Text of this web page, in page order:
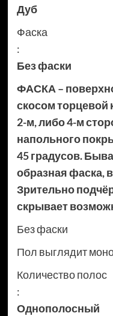
Дуб
Фаска
:
Без фаски
ФАСКА –
скосом торцевой
2-м, либо 4-м
напольного
45 градусов.
образная фаска,
Зрительно
скрывает
Без фаски
Пол выглядит
Количество полос
:
Однополосный